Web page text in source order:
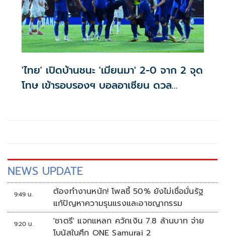
'ไทย' เปิดบ้านชนะ 'เมียนมา' 2-0 จาก 2 จุด
โทษ เข้ารอบรองฯ บอลอาเซียน ดวล
NEWS UPDATE
9:49 น.
ต้องทำงานหนัก! โพลชี้ 50% ยังไม่เชื่อมั่นรัฐ
แก้ปัญหาความรุนแรงและอาชญากรรม
9:20 น.
'ชาตรี' แจกแหลก ควักเงิน 7.8 ล้านบาท จ่าย
โบนัสในศึก ONE Samurai 2